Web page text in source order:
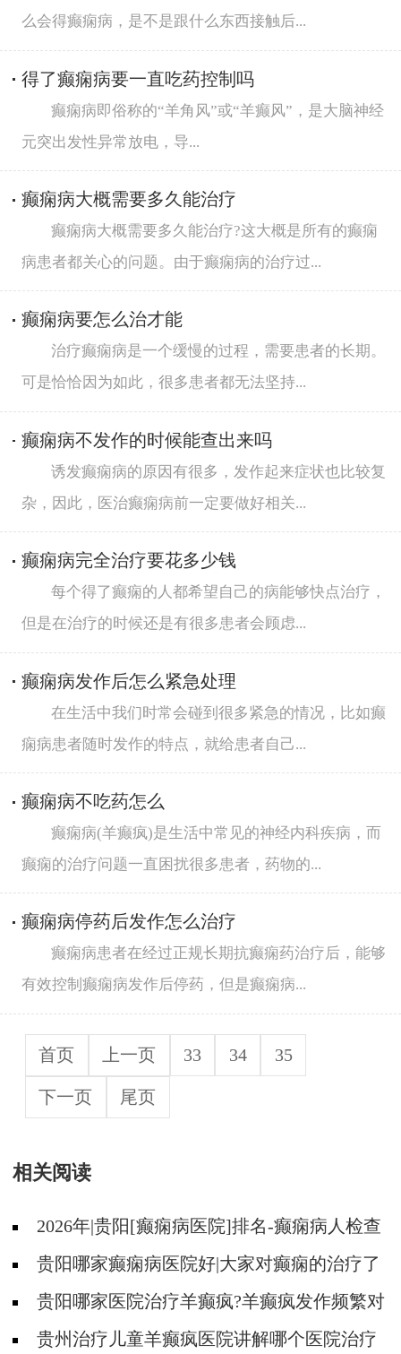
么会得癫痫病，是不是跟什么东西接触后...
得了癫痫病要一直吃药控制吗
癫痫病即俗称的“羊角风”或“羊癫风”，是大脑神经
元突出发性异常放电，导...
癫痫病大概需要多久能治疗
癫痫病大概需要多久能治疗?这大概是所有的癫痫
病患者都关心的问题。由于癫痫病的治疗过...
癫痫病要怎么治才能
治疗癫痫病是一个缓慢的过程，需要患者的长期。
可是恰恰因为如此，很多患者都无法坚持...
癫痫病不发作的时候能查出来吗
诱发癫痫病的原因有很多，发作起来症状也比较复
杂，因此，医治癫痫病前一定要做好相关...
癫痫病完全治疗要花多少钱
每个得了癫痫的人都希望自己的病能够快点治疗，
但是在治疗的时候还是有很多患者会顾虑...
癫痫病发作后怎么紧急处理
在生活中我们时常会碰到很多紧急的情况，比如癫
痫病患者随时发作的特点，就给患者自己...
癫痫病不吃药怎么
癫痫病(羊癫疯)是生活中常见的神经内科疾病，而
癫痫的治疗问题一直困扰很多患者，药物的...
癫痫病停药后发作怎么治疗
癫痫病患者在经过正规长期抗癫痫药治疗后，能够
有效控制癫痫病发作后停药，但是癫痫病...
首页 上一页 33 34 35
下一页 尾页
相关阅读
2026年|贵阳[癫痫病医院]排名-癫痫病人检查
对身体有影响吗?
贵阳哪家癫痫病医院好|大家对癫痫的治疗了
解吗?贵阳哪家医院治疗羊癫疯?羊癫疯发作频繁对
身体有什么危害?
贵州治疗儿童羊癫疯医院讲解哪个医院治疗